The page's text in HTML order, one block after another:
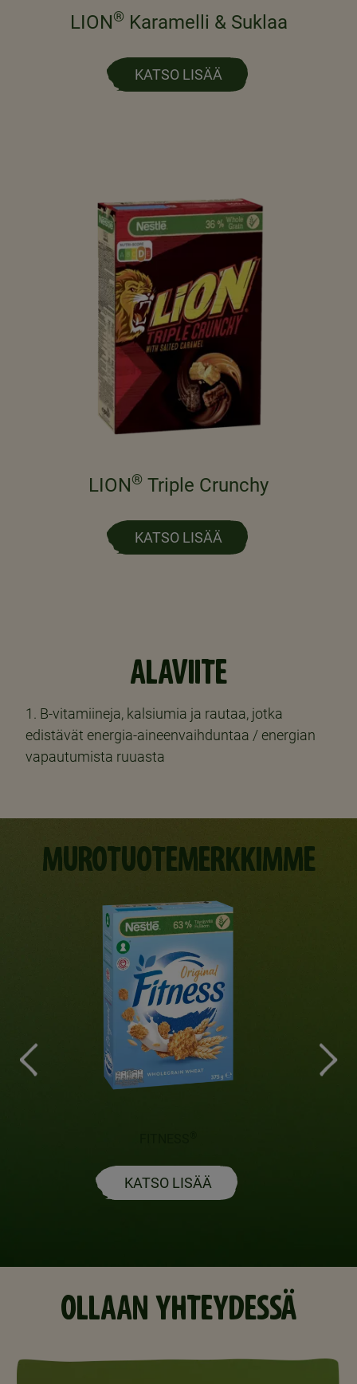
LION®Karamelli & Suklaa
KATSO LISÄÄ
LION® Triple Crunchy
KATSO LISÄÄ
ALAVIITE
B-vitamiineja, kalsiumia ja rautaa, jotka
edistävät energia-aineenvaihduntaa / energian
vapautumista ruuasta
MUROTUOTEMERKKIMME
KATSO LISÄÄ
OLLAAN YHTEYDESSÄ